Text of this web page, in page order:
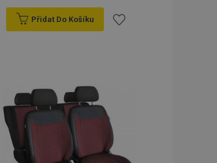
Přidat Do Košíku